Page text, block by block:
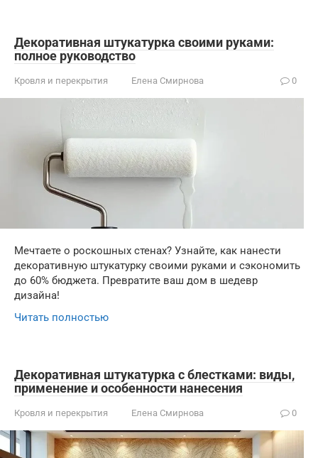
Декоративная штукатурка своими руками:
полное руководство
Кровля и перекрытия Елена Смирнова 0
Мечтаете о роскошных стенах? Узнайте, как нанести
декоративную штукатурку своими руками и сэкономить
до 60% бюджета. Превратите ваш дом в шедевр
дизайна!
Читать полностью
Декоративная штукатурка с блестками: виды,
применение и особенности нанесения
Кровля и перекрытия Елена Смирнова 0